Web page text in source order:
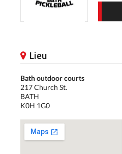
Lieu
Bath outdoor courts
217 Church St.
BATH
K0H 1G0